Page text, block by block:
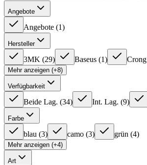
Angebote
Angebote (1)
Hersteller
3MK (29) Baseus (1) Crong
Mehr anzeigen (+8)
Verfügbarkeit
Beide Lag. (34) Int. Lag. (9)
Farbe
blau (3) camo (3) grün (4)
Mehr anzeigen (+4)
Art